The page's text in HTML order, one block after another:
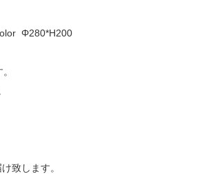
Φ280*H200
致します。